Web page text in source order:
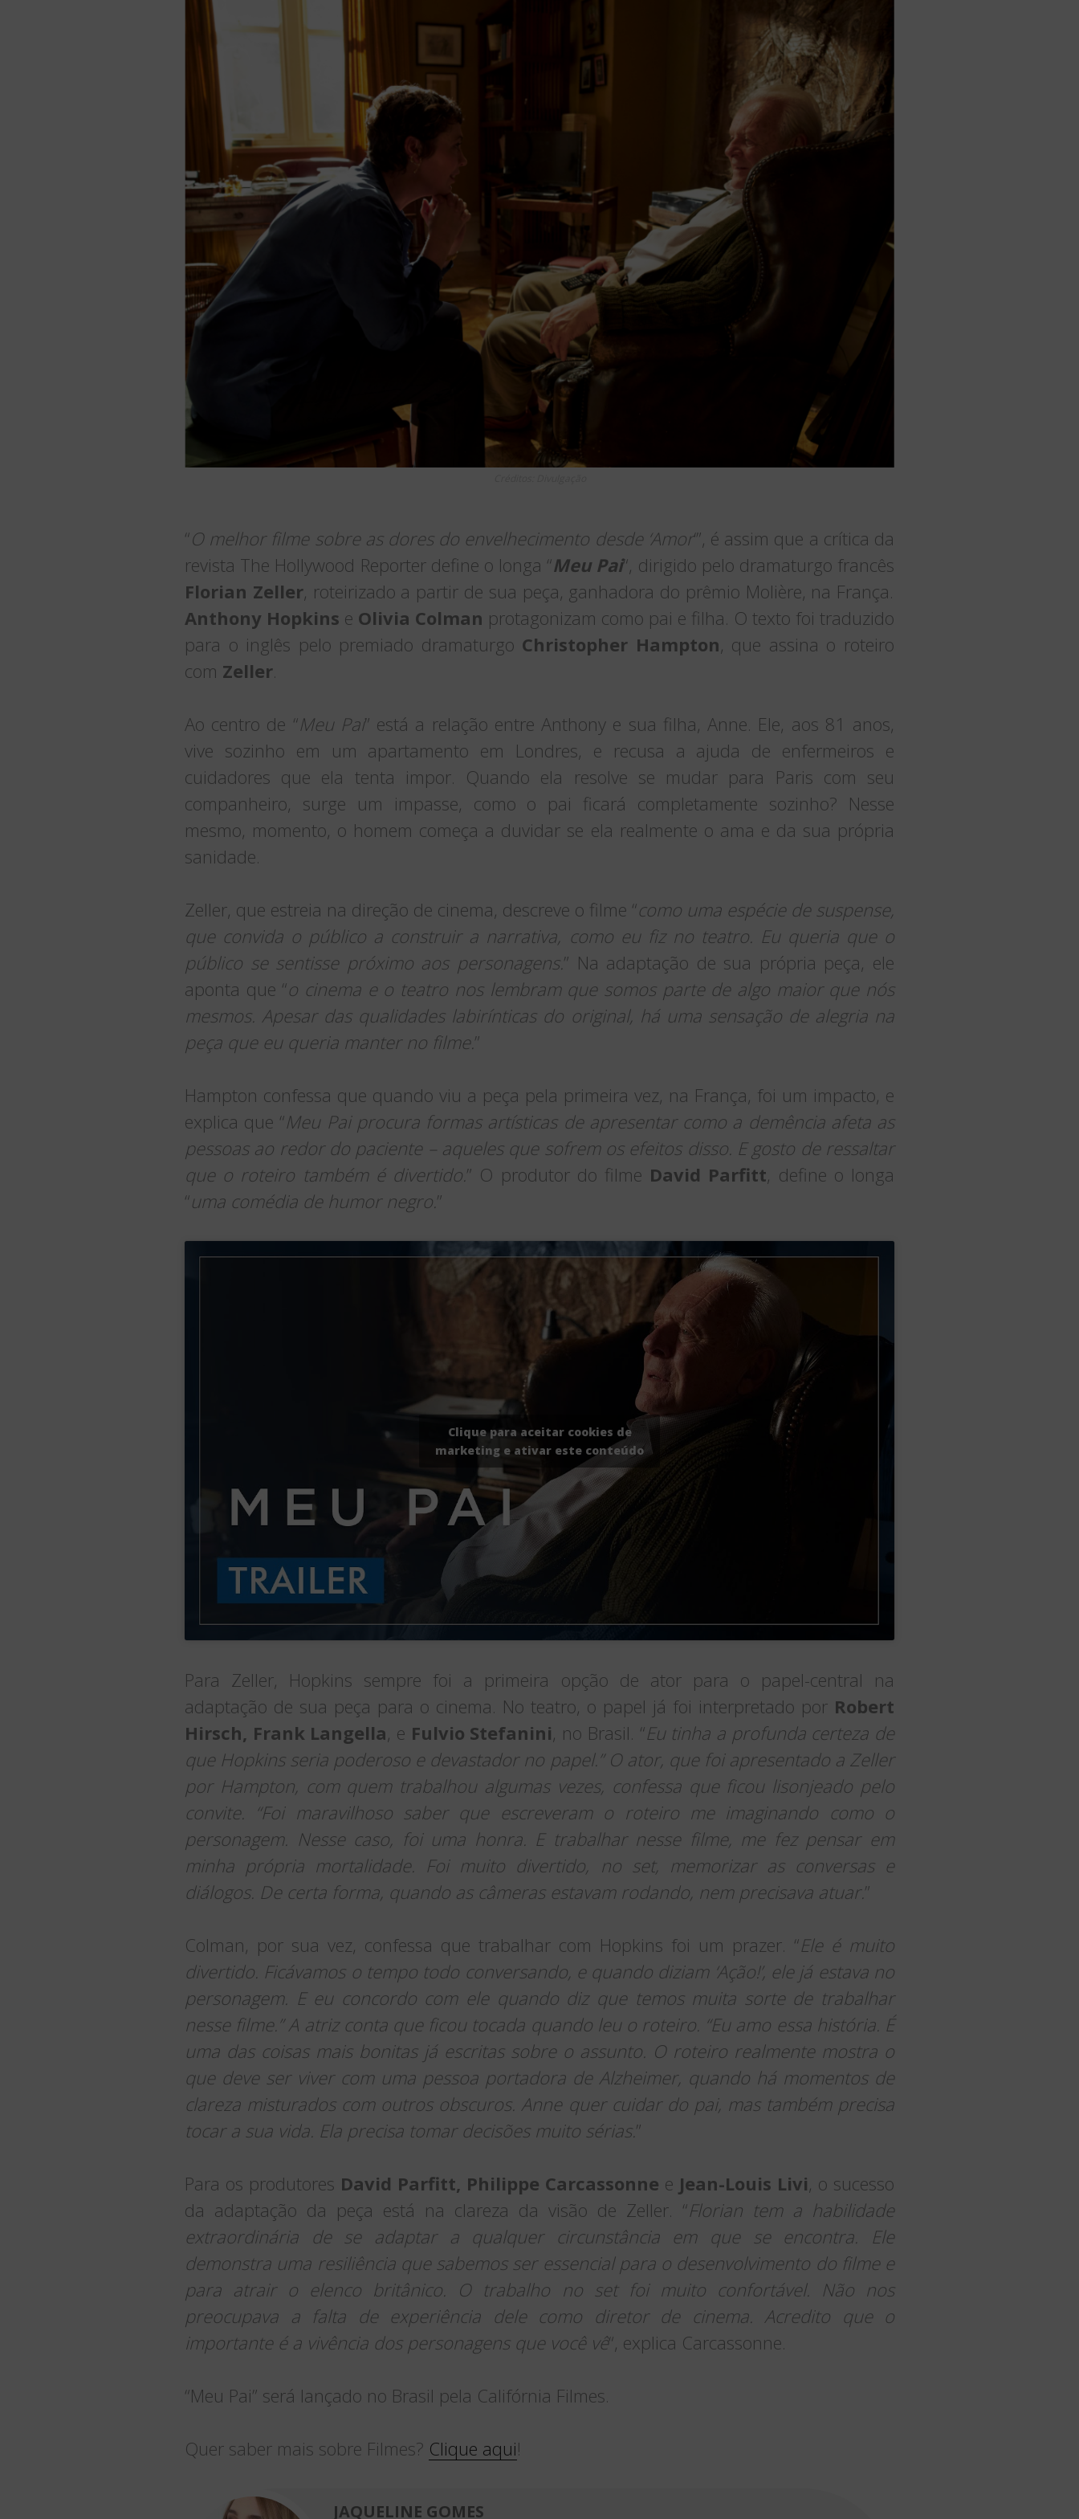
“O melhor filme sobre as dores do envelhecimento desde ‘Amor‘”, é assim que a crítica da
revista The Hollywood Reporter define o longa “Meu Pai“, dirigido pelo dramaturgo francês
Florian Zeller, roteirizado a partir de sua peça, ganhadora do prêmio Molière, na França.
Anthony Hopkins e Olivia Colman protagonizam como pai e filha. O texto foi traduzido
para o inglês pelo premiado dramaturgo Christopher Hampton, que assina o roteiro
com Zeller.
Ao centro de “Meu Pai” está a relação entre Anthony e sua filha, Anne. Ele, aos 81 anos,
vive sozinho em um apartamento em Londres, e recusa a ajuda de enfermeiros e
cuidadores que ela tenta impor. Quando ela resolve se mudar para Paris com seu
companheiro, surge um impasse, como o pai ficará completamente sozinho? Nesse
mesmo, momento, o homem começa a duvidar se ela realmente o ama e da sua própria
sanidade.
Zeller, que estreia na direção de cinema, descreve o filme “como uma espécie de suspense,
que convida o público a construir a narrativa, como eu fiz no teatro. Eu queria que o
público se sentisse próximo aos personagens. ” Na adaptação de sua própria peça, ele
aponta que “o cinema e o teatro nos lembram que somos parte de algo maior que nós
mesmos. Apesar das qualidades labirínticas do original, há uma sensação de alegria na
peça que eu queria manter no filme.”
Hampton confessa que quando viu a peça pela primeira vez, na França, foi um impacto, e
explica que “Meu Pai procura formas artísticas de apresentar como a demência afeta as
pessoas ao redor do paciente – aqueles que sofrem os efeitos disso. E gosto de ressaltar
que o roteiro também é divertido. ” O produtor do filme David Parfitt, define o longa
“uma comédia de humor negro. ”
Clique para aceitar cookies de
marketing e ativar este conteúdo
Para Zeller, Hopkins sempre foi a primeira opção de ator para o papel-central na
adaptação de sua peça para o cinema. No teatro, o papel já foi interpretado por Robert
Hirsch, Frank Langella, e Fulvio Stefanini, no Brasil. “Eu tinha a profunda certeza de
que Hopkins seria poderoso e devastador no papel.” O ator, que foi apresentado a Zeller
por Hampton, com quem trabalhou algumas vezes, confessa que ficou lisonjeado pelo
convite. “Foi maravilhoso saber que escreveram o roteiro me imaginando como o
personagem. Nesse caso, foi uma honra. E trabalhar nesse filme, me fez pensar em
minha própria mortalidade. Foi muito divertido, no set, memorizar as conversas e
diálogos. De certa forma, quando as câmeras estavam rodando, nem precisava atuar.”
Colman, por sua vez, confessa que trabalhar com Hopkins foi um prazer. “Ele é muito
divertido. Ficávamos o tempo todo conversando, e quando diziam ‘Ação!’, ele já estava no
personagem. E eu concordo com ele quando diz que temos muita sorte de trabalhar
nesse filme.” A atriz conta que ficou tocada quando leu o roteiro. “Eu amo essa história. É
uma das coisas mais bonitas já escritas sobre o assunto. O roteiro realmente mostra o
que deve ser viver com uma pessoa portadora de Alzheimer, quando há momentos de
clareza misturados com outros obscuros. Anne quer cuidar do pai, mas também precisa
tocar a sua vida. Ela precisa tomar decisões muito sérias.”
Para os produtores David Parfitt, Philippe Carcassonne e Jean-Louis Livi, o sucesso
da adaptação da peça está na clareza da visão de Zeller. “Florian tem a habilidade
extraordinária de se adaptar a qualquer circunstância em que se encontra. Ele
demonstra uma resiliência que sabemos ser essencial para o desenvolvimento do filme e
para atrair o elenco britânico. O trabalho no set foi muito confortável. Não nos
preocupava a falta de experiência dele como diretor de cinema. Acredito que o
importante é a vivência dos personagens que você vê“, explica Carcassonne.
“Meu Pai” será lançado no Brasil pela Califórnia Filmes.
Quer saber mais sobre Filmes? Clique aqui!
JAQUELINE GOMES